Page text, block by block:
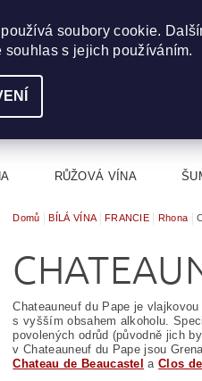
RŮŽOVÁ VÍNA
VÍN
Domů BÍLÁ VÍNA FRANCIE Rhona
Chateauneuf du Pape je
s vyšším obsahem alkoholu.
povolených odrůd (původně jich
v Chateauneuf du Pape jsou
Chateau de Beaucastel aClos
soubory cookie.
souhlas s jejich používáním.